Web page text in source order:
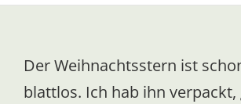
Der Weihnachtsstern ist
blattlos. Ich hab ihn